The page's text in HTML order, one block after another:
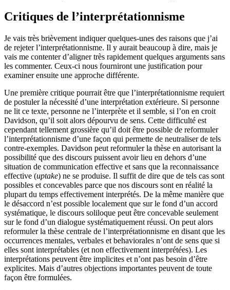
Critiques de l’interprétationnisme
Je vais très brièvement indiquer quelques-unes des raisons que j’ai
de rejeter l’interprétationnisme. Il y aurait beaucoup à dire, mais je
vais me contenter d’aligner très rapidement quelques arguments sans
les commenter. Ceux-ci nous fourniront une justification pour
examiner ensuite une approche différente.
Une première critique pourrait être que l’interprétationnisme requiert
de postuler la nécessité d’une interprétation extérieure. Si personne
ne lit ce texte, personne ne l’interprète et il semble, si l’on en croit
Davidson, qu’il soit alors dépourvu de sens. Cette difficulté est
cependant tellement grossière qu’il doit être possible de reformuler
l’interprétationnisme d’une façon qui permette de neutraliser de tels
contre-exemples. Davidson peut reformuler la thèse en autorisant la
possibilité que des discours puissent avoir lieu en dehors d’une
situation de communication effective et sans que la reconnaissance
effective (uptake) ne se produise. Il suffit de dire que de tels cas sont
possibles et concevables parce que nos discours sont en réalité la
plupart du temps effectivement interprétés. De la même manière que
le désaccord n’est possible localement que sur le fond d’un accord
systématique, le discours soliloque peut être concevable seulement
sur le fond d’un dialogue systématiquement réussi. On peut alors
reformuler la thèse centrale de l’interprétationnisme en disant que les
occurrences mentales, verbales et behaviorales n’ont de sens que si
elles sont interprétables (et non effectivement interprétées). Les
interprétations peuvent être implicites et n’ont pas besoin d’être
explicites. Mais d’autres objections importantes peuvent de toute
façon être formulées.